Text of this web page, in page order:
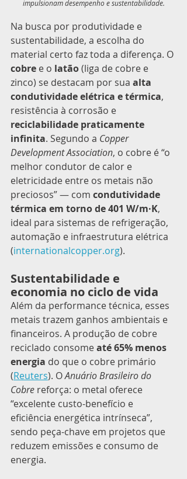
impulsionam desempenho e sustentabilidade.
Na busca por produtividade e
sustentabilidade, a escolha do
material certo faz toda a diferença. O
cobre e o latão (liga de cobre e
zinco) se destacam por sua alta
condutividade elétrica e térmica,
resistência à corrosão e
reciclabilidade praticamente
infinita. Segundo a Copper
Development Association, o cobre é “o
melhor condutor de calor e
eletricidade entre os metais não
preciosos” — com condutividade
térmica em torno de 401 W/m·K,
ideal para sistemas de refrigeração,
automação e infraestrutura elétrica
(internationalcopper.org).
Sustentabilidade e
economia no ciclo de vida
Além da performance técnica, esses
metais trazem ganhos ambientais e
financeiros. A produção de cobre
reciclado consome até 65% menos
energia do que o cobre primário
(Reuters). O Anuário Brasileiro do
Cobre reforça: o metal oferece
“excelente custo-benefício e
eficiência energética intrínseca”,
sendo peça-chave em projetos que
reduzem emissões e consumo de
energia.